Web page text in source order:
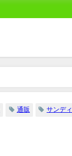
通販 サンディ